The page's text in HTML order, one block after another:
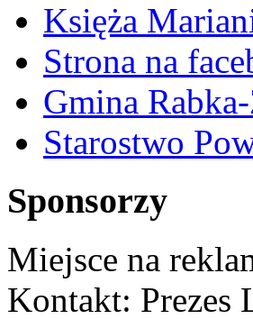
Księża
Strona na
Gmina
Starostwo
Sponsorzy
Miejsce na
Kontakt: Prezes